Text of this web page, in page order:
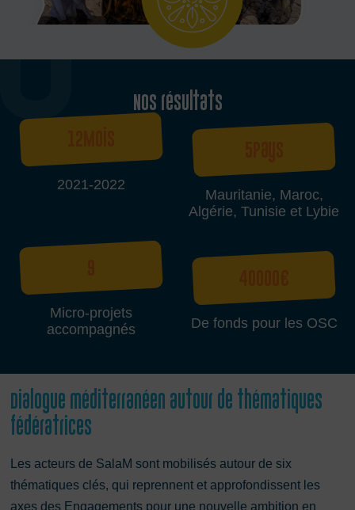
Nos résultats
2021-2022
Mauritanie, Maroc,
Algérie, Tunisie et Lybie
Micro-projets
accompagnés
De fonds pour les OSC
Dialogue méditerranéen autour de thématiques
fédératrices
Les acteurs de SalaM sont mobilisés autour de six
thématiques clés, qui reprennent et approfondissent les
axes des Engagements pour une nouvelle ambition en